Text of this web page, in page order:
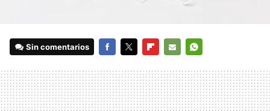
Sin comentarios
MAIL